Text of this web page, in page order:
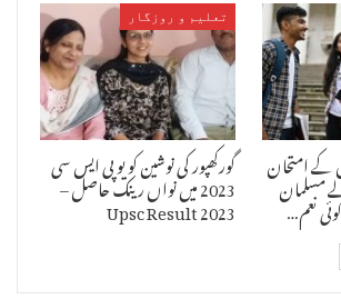
تقریب کا اختتام ہوا ۔
کے امتحان
مسلمان
نعم…
تعلیم و روزگار
گورکھپور کی نوشین کو یو پی ایس سی
2023 میں نواں رینک حاصل –
Upsc Result 2023